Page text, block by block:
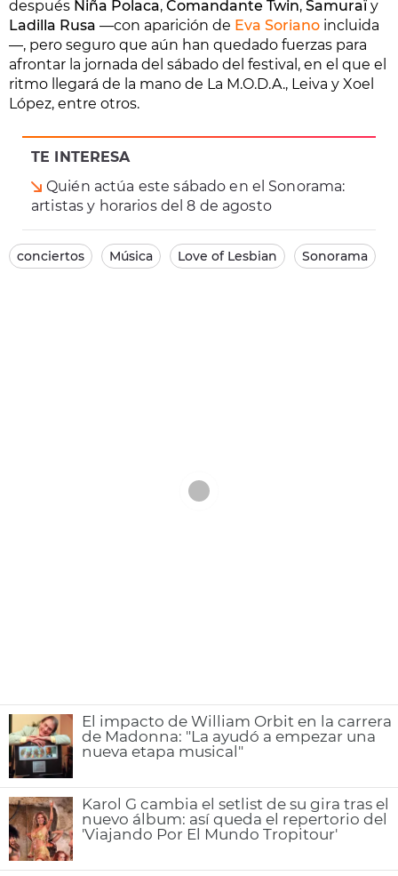
El impacto de William Orbit en la carrera
de Madonna: "La ayudó a empezar una
nueva etapa musical"
Karol G cambia el setlist de su gira tras el
nuevo álbum: así queda el repertorio del
'Viajando Por El Mundo Tropitour'